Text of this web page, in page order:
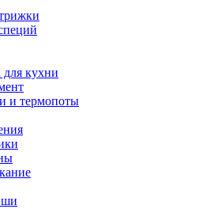
для кухни
и термопоты